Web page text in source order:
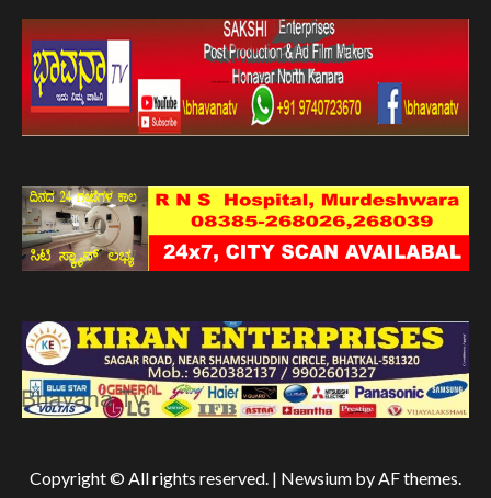
Copyright © All rights reserved. | Newsium by AF themes.